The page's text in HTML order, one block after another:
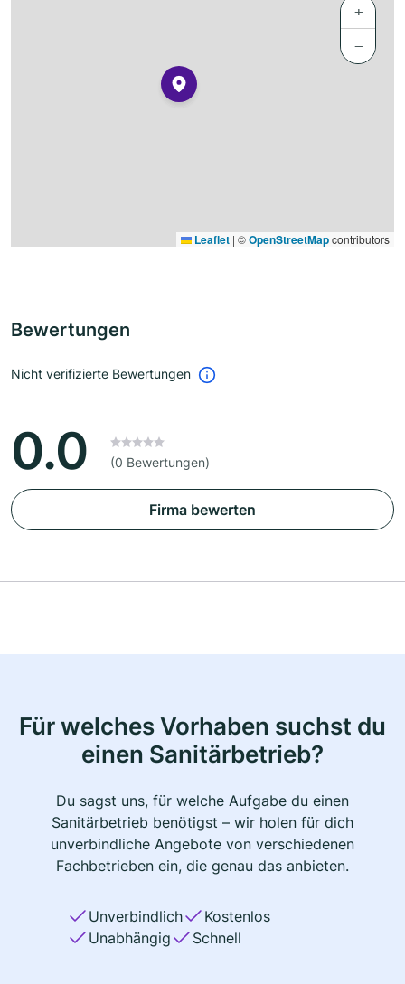
+
−
Leaflet | ©OpenStreetMapcontributors
Bewertungen
Nicht verifizierte Bewertungen
0.0 (0 Bewertungen)
Firma bewerten
Für welches Vorhaben suchst du
einen Sanitärbetrieb?
Du sagst uns, für welche Aufgabe du einen
Sanitärbetrieb benötigst – wir holen für dich
unverbindliche Angebote von verschiedenen
Fachbetrieben ein, die genau das anbieten.
Unverbindlich
Kostenlos
Unabhängig
Schnell